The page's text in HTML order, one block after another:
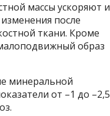
массы ускоряют и
после
ткани. Кроме
образ
минеральной
от –1 до –2,5